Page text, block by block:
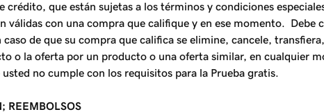
que están sujetas a los términos y condiciones
válidas con una compra que califique y en ese momento.
de que su compra que califica se elimine, cancele,
o la oferta por un producto o una oferta similar, en cualquier
no cumple con los requisitos para la Prueba gratis.
REEMBOLSOS